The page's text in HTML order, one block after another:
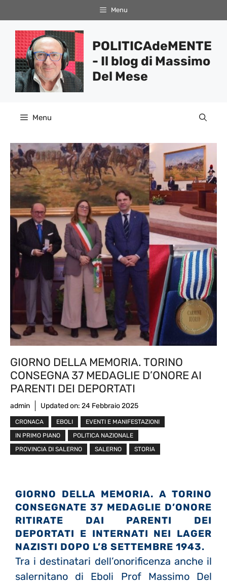
al
contenuto
Menu
POLITICAdeMENTE
- Il blog di Massimo
Del Mese
Menu
GIORNO DELLA MEMORIA. TORINO
CONSEGNA 37 MEDAGLIE D’ONORE AI
PARENTI DEI DEPORTATI
admin Updated on: 24 Febbraio 2025
CRONACA EBOLI
EVENTI E MANIFESTAZIONI
IN PRIMO PIANO
POLITICA NAZIONALE
PROVINCIA DI SALERNO
SALERNO STORIA
GIORNO DELLA MEMORIA. A TORINO
CONSEGNATE 37 MEDAGLIE D’ONORE
RITIRATE DAI PARENTI DEI
DEPORTATI E INTERNATI NEI LAGER
NAZISTI DOPO L’8 SETTEMBRE 1943.
Tra i destinatari dell’onorificenza anche il
salernitano di Eboli Prof Massimo Del